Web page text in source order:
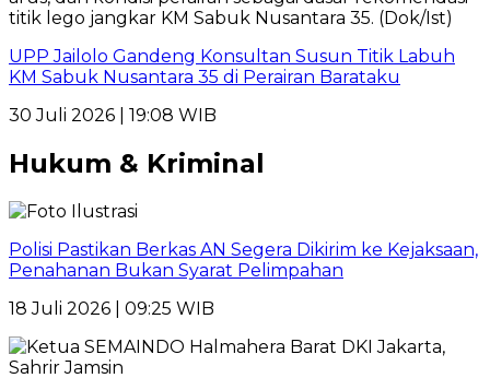
UPP Jailolo Gandeng Konsultan Susun Titik Labuh
KM Sabuk Nusantara 35 di Perairan Barataku
30 Juli 2026 | 19:08 WIB
Hukum & Kriminal
Polisi Pastikan Berkas AN Segera Dikirim ke Kejaksaan,
Penahanan Bukan Syarat Pelimpahan
18 Juli 2026 | 09:25 WIB